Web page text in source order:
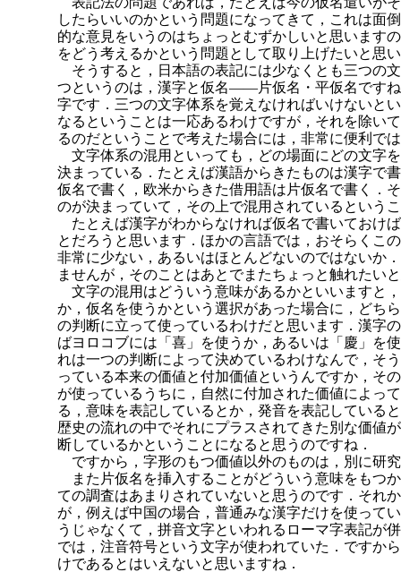
したらいいのかという問題になってきて，これは面
的な意見をいうのはちょっとむずかしいと思います
をどう考えるかという問題として取り上げたいと思
そうすると，日本語の表記には少なくとも三つの
つというのは，漢字と仮名――片仮名・平仮名です
字です．三つの文字体系を覚えなければいけないと
なるということは一応あるわけですが，それを除い
るのだということで考えた場合には，非常に便利で
文字体系の混用といっても，どの場面にどの文字
決まっている．たとえば漢語からきたものは漢字で
仮名で書く，欧米からきた借用語は片仮名で書く．
のが決まっていて，その上で混用されているという
たとえば漢字がわからなければ仮名で書いておけ
と だろうと思います．ほかの言語では，おそらくこ
非常に少ない，あるいはほとんどないのではないか
ませんが，そのことはあとでまたちょっと触れたい
文字の混用はどういう意味があるかといいますと
か，仮名を使うかという選択があった場合に，どち
の判断に立って使っているわけだと思います．漢字
ばヨロコブには「喜」を使うか，あるいは「慶」を
れは一つの判断によって決めているわけなんで，そ
っている本来の価値と付加価値というんですか，そ
が使っているうちに，自然に付加された価値によっ
る，意味を表記しているとか，発音を表記している
歴史の流れの中でそれにプラスされてきた別な価値
断しているかということになると思うのですね．
ですから，字形のもつ価値以外のものは，別に研
また片仮名を挿入することがどういう意味をもつ
ての調査はあまりされていないと思うのです．それ
が， 例えば中国の場合，普通みな漢字だけを使って
うじゃなくて，拼音文字といわれるローマ字表記が
では，注音符号という文字が使われていた．ですか
けであるとはいえないと思いますね．